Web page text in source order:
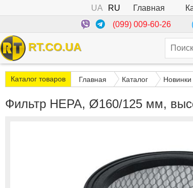
UA RU Главная
(099) 009-60-26
RT.CO.UA
Каталог товаров Главная Каталог Новинки
Фильтр HEPA, Ø160/125 мм,